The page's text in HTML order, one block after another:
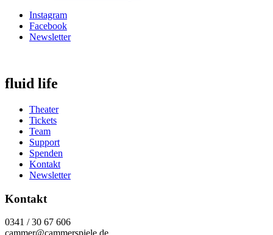
Instagram
Facebook
Newsletter
fluid life
Theater
Tickets
Team
Support
Spenden
Kontakt
Newsletter
Kontakt
0341 / 30 67 606